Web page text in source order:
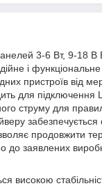
3-6 Вт, 9-18 В
і
пристроїв від
для підключення
струму для
забезпечується
продовжити
до заявлених
високою